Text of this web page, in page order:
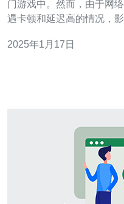
门游戏中。然而，由于网
遇卡顿和延迟高的情况，
享更低延迟的游戏体验。 网络延迟是每个玩家都非常关注
2025年1月17日